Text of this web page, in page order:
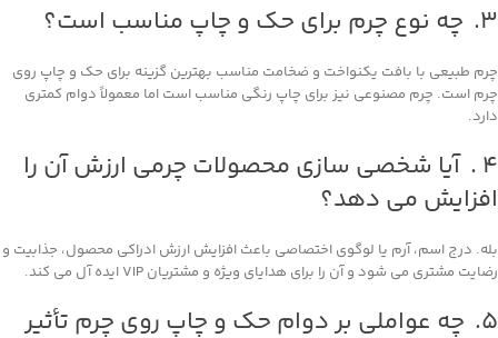
۳. چه نوع چرم برای حک و چاپ مناسب است؟
چرم طبیعی با بافت یکنواخت و ضخامت مناسب بهترین گزینه برای حک و چاپ روی
چرم است. چرم مصنوعی نیز برای چاپ رنگی مناسب است اما معمولاً دوام کمتری
دارد.
۴ . آیا شخصی‌ سازی محصولات چرمی ارزش آن را
افزایش می‌ دهد؟
بله. درج اسم، آرم یا لوگوی اختصاصی باعث افزایش ارزش ادراکی محصول، جذابیت و
رضایت مشتری می‌ شود و آن را برای هدایای ویژه و مشتریان VIP ایده ‌آل می‌ کند.
۵. چه عواملی بر دوام حک و چاپ روی چرم تأثیر